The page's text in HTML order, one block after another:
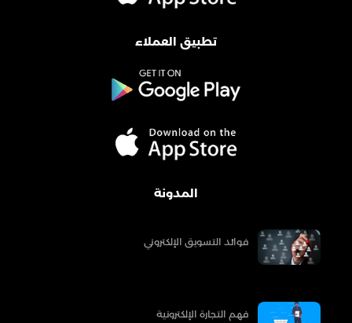
تطبيق العملاء
المدونة
فوائد التسويق الإلكتروني
فهم التجارة الإلكترونية